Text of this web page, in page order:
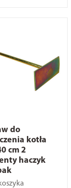
do
kotła
cm 2
haczyk